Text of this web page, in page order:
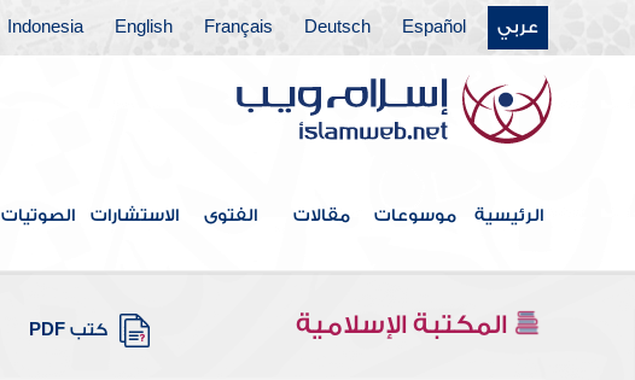
عربي Español
Deutsch
Français
English
Indonesia
الرئيسية موسوعات مقالات الفتوى الاستشارات الصوتيات
المكتبة الإسلامية كتب PDF